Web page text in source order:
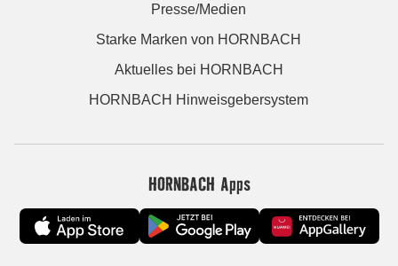
Presse/Medien
Starke Marken von HORNBACH
Aktuelles bei HORNBACH
HORNBACH Hinweisgebersystem
HORNBACH Apps